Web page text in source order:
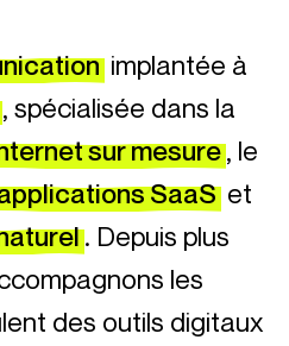
implantée à
, spécialisée dans la
sur mesure, le
SaaSet
. Depuis plus
les
des outils digitaux